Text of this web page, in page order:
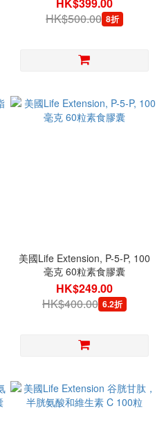
HK$399.00
HK$500.00 8折
美國Life Extension, P-5-P, 100
毫克 60粒素食膠囊
HK$249.00
HK$400.00 6.2折